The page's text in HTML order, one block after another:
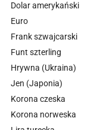
Dolar amerykański
Euro
Frank szwajcarski
Funt szterling
Hrywna (Ukraina)
Jen (Japonia)
Korona czeska
Korona norweska